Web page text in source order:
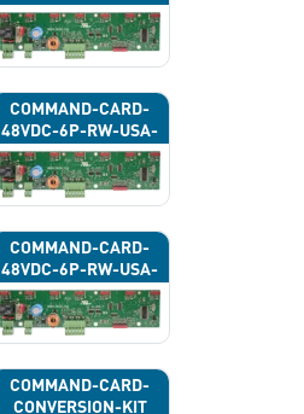
COMMAND-CARD-
48VDC-6P-RW-USA-
43G
COMMAND-CARD-
48VDC-6P-RW-USA-
43J
COMMAND-CARD-
CONVERSION-KIT